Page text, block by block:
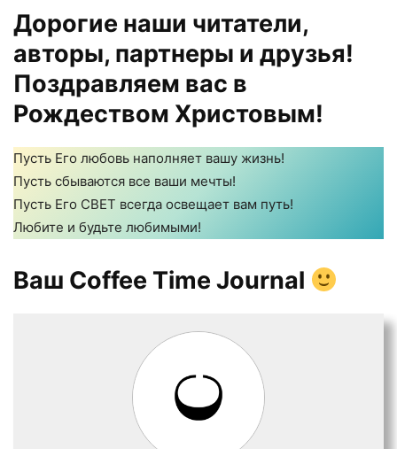
Дорогие наши читатели,
авторы, партнеры и друзья!
Поздравляем вас в
Рождеством Христовым!
Пусть Его любовь наполняет вашу жизнь!
Пусть сбываются все ваши мечты!
Пусть Его СВЕТ всегда освещает вам путь!
Любите и будьте любимыми!
Ваш Coffee Time Journal